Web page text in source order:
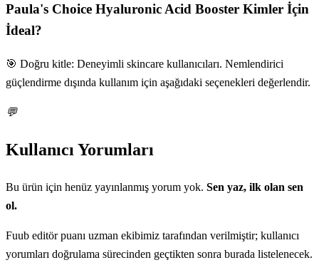
Paula's Choice Hyaluronic Acid Booster Kimler İçin
İdeal?
🎯 Doğru kitle: Deneyimli skincare kullanıcıları. Nemlendirici
güçlendirme dışında kullanım için aşağıdaki seçenekleri değerlendir.
💬
Kullanıcı Yorumları
Bu ürün için henüz yayınlanmış yorum yok. Sen yaz, ilk olan sen
ol.
Fuub editör puanı uzman ekibimiz tarafından verilmiştir; kullanıcı
yorumları doğrulama sürecinden geçtikten sonra burada listelenecek.